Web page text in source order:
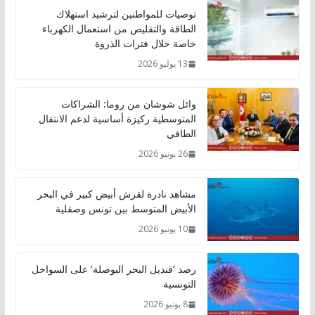
توصيات للمواطنين لترشيد استهلاك
الطاقة والتقليص من استعمال الكهرباء
خاصة خلال فترات الذروة
13 يوليو 2026
وائل شوشان من روما: الشراكات
المتوسطية ركيزة أساسية لدعم الانتقال
الطاقي
26 يونيو 2026
مشاهد نادرة لقرش أبيض كبير في البحر
الأبيض المتوسط بين تونس وصقلية
10 يونيو 2026
رصد ‘قنديل البحر البوصلة’ على السواحل
التونسية
8 يونيو 2026